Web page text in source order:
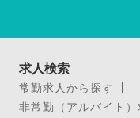
求人検索
常勤求人から探す
非常勤（アルバイト